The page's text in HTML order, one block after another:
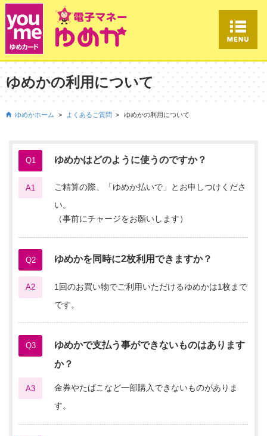
ゆめかの利用について
ゆめかホーム よくあるご質問 ゆめかの利用について
Q1 ゆめかはどのように使うのですか？
A1
ご精算の際、「ゆめか払いで」とお申しつけくださ
い。
（事前にチャージをお願いします）
Q2 ゆめかを同時に2枚利用できますか？
A2
1回のお買い物でご利用いただけるゆめかは1枚まで
です。
Q3
ゆめかで支払う事ができないものはあります
か？
A3
金券やたばこなど一部購入できないものがありま
す。